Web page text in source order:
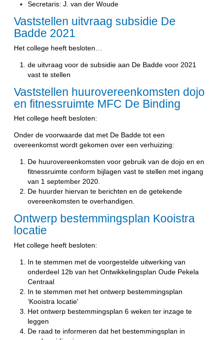
Secretaris: J. van der Woude
Vaststellen uitvraag subsidie De
Badde 2021
Het college heeft besloten…
de uitvraag voor de subsidie aan De Badde voor 2021
vast te stellen
Vaststellen huurovereenkomsten dojo
en fitnessruimte MFC De Binding
Het college heeft besloten:
Onder de voorwaarde dat met De Badde tot een
overeenkomst wordt gekomen over een verhuizing:
De huurovereenkomsten voor gebruik van de dojo en en
fitnessruimte conform bijlagen vast te stellen met ingang
van 1 september 2020.
De huurder hiervan te berichten en de getekende
overeenkomsten te overhandigen.
Ontwerp bestemmingsplan Kooistra
locatie
Het college heeft besloten:
In te stemmen met de voorgestelde uitwerking van
onderdeel 12b van het Ontwikkelingsplan Oude Pekela
Centraal
In te stemmen met het ontwerp bestemmingsplan
‘Kooistra locatie'
Het ontwerp bestemmingsplan 6 weken ter inzage te
leggen
De raad te informeren dat het bestemmingsplan in